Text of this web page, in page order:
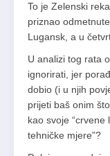
To je Zelenski
priznao
Lugansk, a u
U analizi tog rata
ignorirati, jer
dobio (i u njih
prijeti baš onim
kao svoje “crvene
tehničke mjere”?